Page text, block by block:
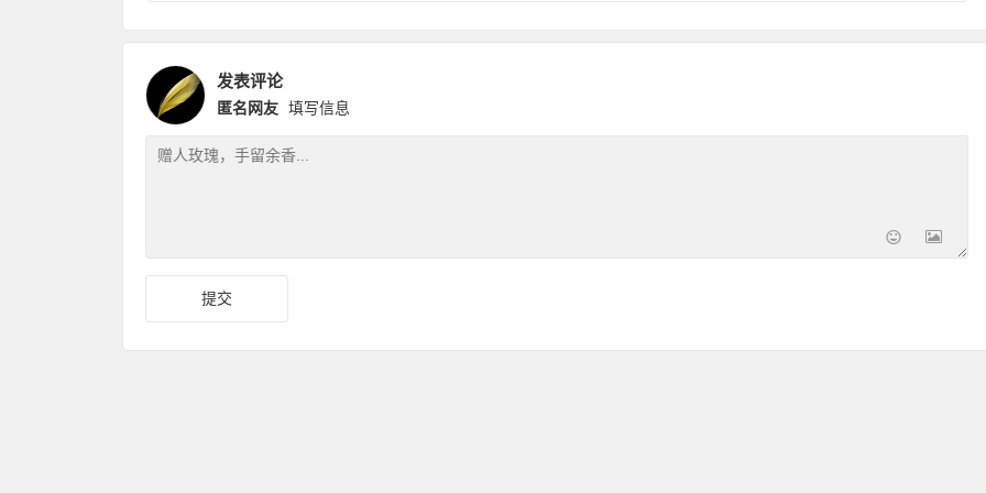
发表评论
匿名网友 填写信息